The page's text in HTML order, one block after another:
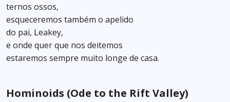
ternos ossos,
esqueceremos também o apelido
do pai, Leakey,
e onde quer que nos deitemos
estaremos sempre muito longe de casa.
Hominoids (Ode to the Rift Valley)